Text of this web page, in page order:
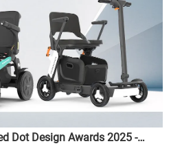
Dot Design Awards 2025 -